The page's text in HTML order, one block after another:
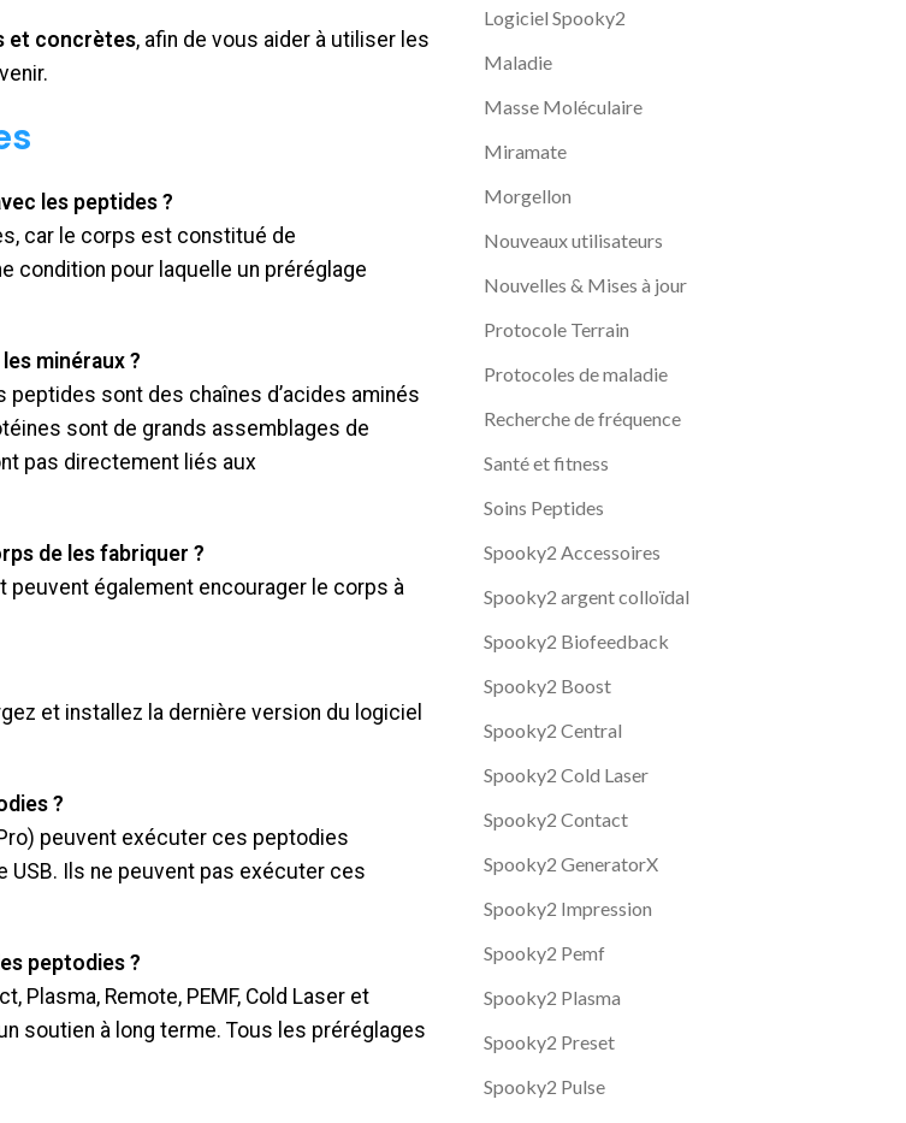
et concrètes, afin de vous aider à utiliser les
les peptides ?
car le corps est constitué de
condition pour laquelle un préréglage
minéraux ?
sont des chaînes d’acides aminés
sont de grands assemblages de
pas directement liés aux
de les fabriquer ?
également encourager le corps à
et installez la dernière version du logiciel
?
peuvent exécuter ces peptodies
USB. Ils ne peuvent pas exécuter ces
peptodies ?
Remote, PEMF, Cold Laser et
soutien à long terme. Tous les préréglages
Logiciel Spooky2
Maladie
Masse Moléculaire
Miramate
Morgellon
Nouveaux utilisateurs
Nouvelles & Mises à jour
Protocole Terrain
Protocoles de maladie
Recherche de fréquence
Santé et fitness
Soins Peptides
Spooky2 Accessoires
Spooky2 argent colloïdal
Spooky2 Biofeedback
Spooky2 Boost
Spooky2 Central
Spooky2 Cold Laser
Spooky2 Contact
Spooky2 GeneratorX
Spooky2 Impression
Spooky2 Pemf
Spooky2 Plasma
Spooky2 Preset
Spooky2 Pulse